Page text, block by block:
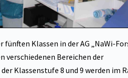
Klassen in der AG „NaWi-
verschiedenen Bereichen der
Klassenstufe 8 und 9 werden im